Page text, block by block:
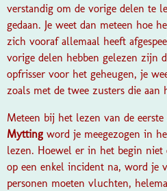
verstandig om de vorige delen te
gedaan. Je weet dan meteen hoe
zich vooraf allemaal heeft
vorige delen hebben gelezen zijn
opfrisser voor het geheugen, je
zoals met de twee zusters die aan
Meteen bij het lezen van de
Mytting word je meegezogen in
lezen. Hoewel er in het begin
op een enkel incident na, word je
personen moeten vluchten,